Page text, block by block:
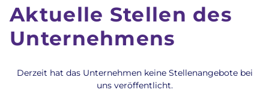
Aktuelle Stellen des
Unternehmens
Derzeit hat das Unternehmen keine Stellenangebote bei
uns veröffentlicht.